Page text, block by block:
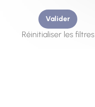
Valider
Réinitialiser les filtres